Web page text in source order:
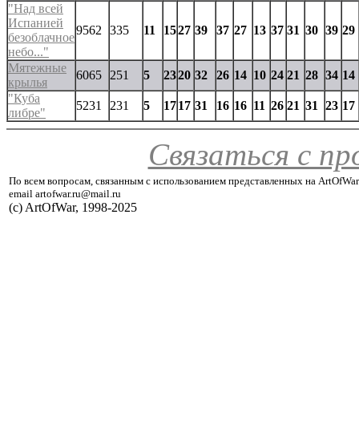
"Над всей
Испанией
безоблачное
небо..."
9562 335 11 1527 39 37 27 13 37 31 30 39 29
Мятежные
крылья
6065 251 5 2320 32 26 14 10 24 21 28 34 14
"Куба
либре"
5231 231 5 1717 31 16 16 11 26 21 31 23 17
Связаться с
По всем вопросам, связанным с использованием представленных на
email artofwar.ru@mail.ru
(с) ArtOfWar, 1998-2025